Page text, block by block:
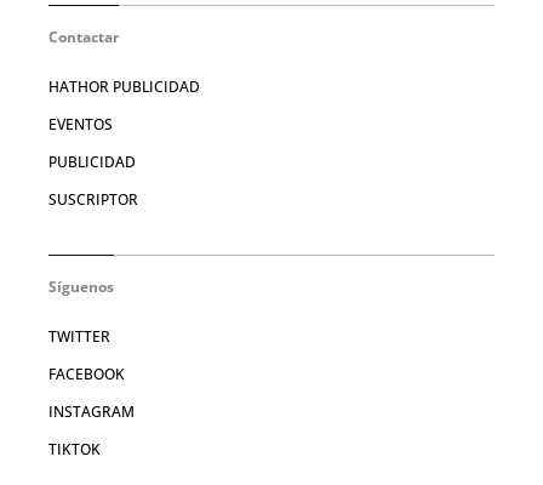
Contactar
HATHOR PUBLICIDAD
EVENTOS
PUBLICIDAD
SUSCRIPTOR
Síguenos
TWITTER
FACEBOOK
INSTAGRAM
TIKTOK